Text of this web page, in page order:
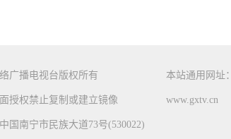
广播电视台版权所有
授权禁止复制或建立镜像
国南宁市民族大道73号(530022)
本站通用网址：
www.gxtv.cn